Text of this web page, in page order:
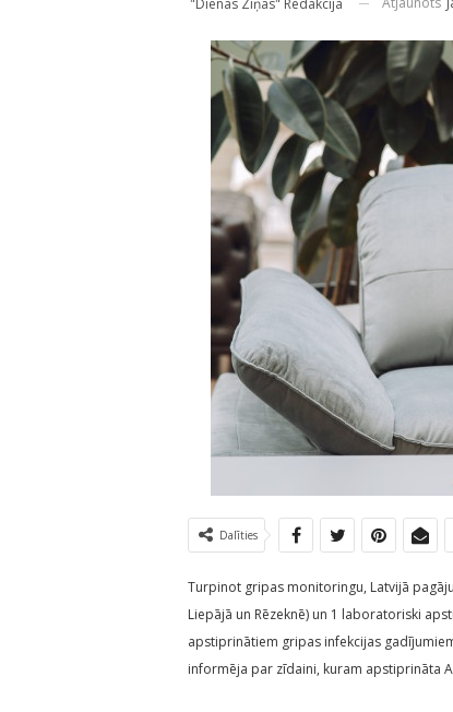
Dalīties
Turpinot gripas monitoringu, Latvijā
Liepājā un Rēzeknē) un 1 laboratoriski
apstiprinātiem gripas infekcijas
informēja par zīdaini, kuram apstiprināta